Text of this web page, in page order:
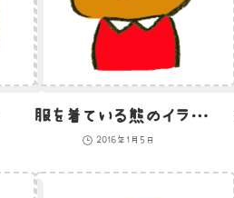
服を着ている熊のイラスト
2016年1月5日